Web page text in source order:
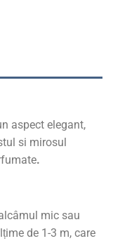
aspect elegant,
si mirosul
.
mic sau
de 1-3 m, care